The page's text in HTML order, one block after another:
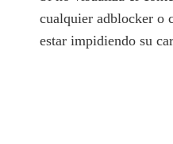
cualquier adblocker o
estar impidiendo su